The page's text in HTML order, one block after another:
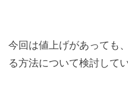
今回は値上げがあっても
る方法について検討して